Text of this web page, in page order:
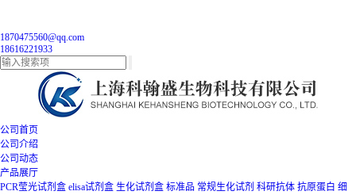
1870475560@qq.com
18616221933
公司首页
公司介绍
公司动态
产品展厅
PCR莹光试剂盒 elisa试剂盒 生化试剂盒 标准品 常规生化试剂 科研抗体 抗原蛋白 细